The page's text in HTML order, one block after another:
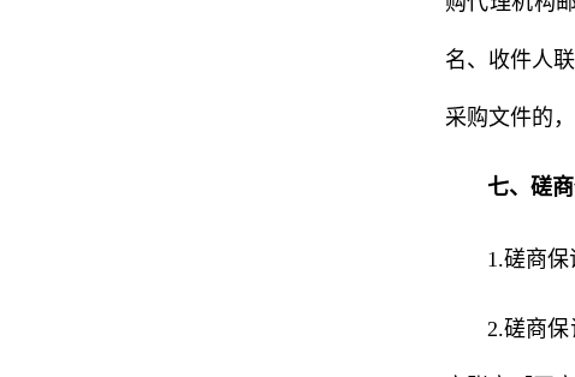
名、收件人
采购文件的
七、磋
1.磋商保
2.磋商